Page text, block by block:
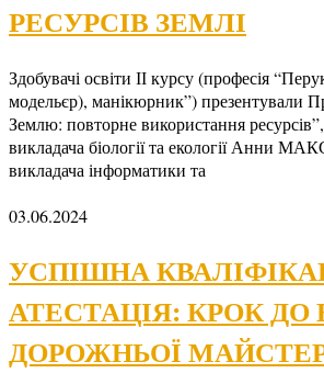
РЕСУРСІВ ЗЕМЛІ
Здобувачі освіти ІІ курсу (професія
модельєр), манікюрник”) презентували
Землю: повторне використання ресурсів”,
викладача біології та екології Анни
викладача інформатики та
03.06.2024
УСПІШНА
АТЕСТАЦІЯ: КРОК ДО
ДОРОЖНЬОЇ